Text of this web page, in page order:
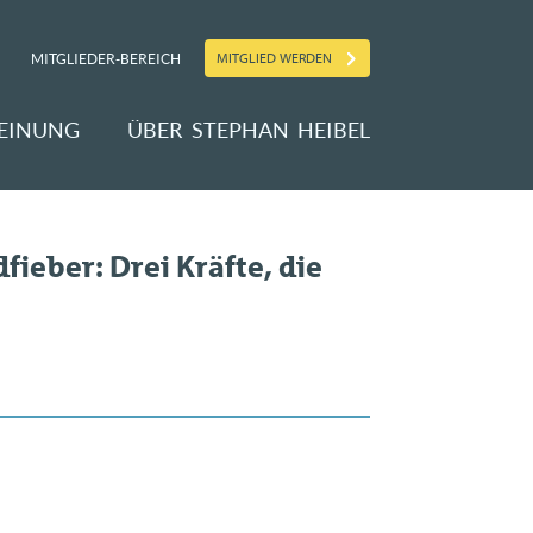
MITGLIEDER-BEREICH MITGLIED WERDEN
ÜBER STEPHAN HEIBEL
Drei Kräfte, die